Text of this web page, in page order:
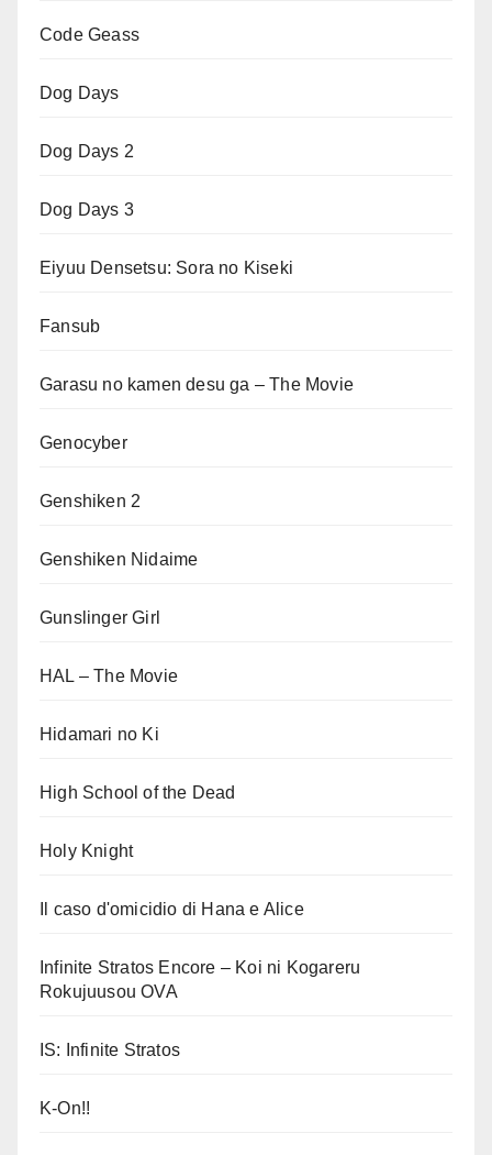
Code Geass
Dog Days
Dog Days 2
Dog Days 3
Eiyuu Densetsu: Sora no Kiseki
Fansub
Garasu no kamen desu ga – The Movie
Genocyber
Genshiken 2
Genshiken Nidaime
Gunslinger Girl
HAL – The Movie
Hidamari no Ki
High School of the Dead
Holy Knight
Il caso d'omicidio di Hana e Alice
Infinite Stratos Encore – Koi ni Kogareru
Rokujuusou OVA
IS: Infinite Stratos
K-On!!